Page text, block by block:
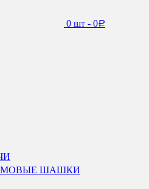
0 шт - 0Р
ШАШКИ